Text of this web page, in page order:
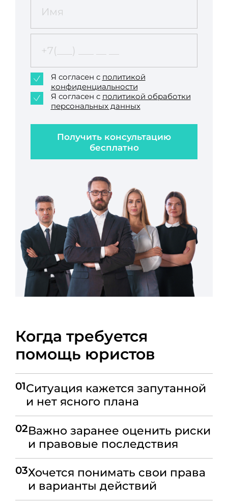
Получить консультацию
бесплатно
Я согласен с политикой
конфиденциальности
Я согласен с политикой обработки
персональных данных
Когда требуется
помощь юристов
01Ситуация кажется запутанной
и нет ясного плана
02Важно заранее оценить риски
и правовые последствия
03Хочется понимать свои права
и варианты действий